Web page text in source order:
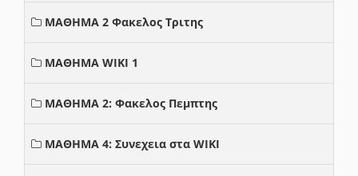
ΜΑΘΗΜΑ 2 Φακελος Τριτης
ΜΑΘΗΜΑ WIKI 1
ΜΑΘΗΜΑ 2: Φακελος Πεμπτης
ΜΑΘΗΜΑ 4: Συνεχεια στα WIKI